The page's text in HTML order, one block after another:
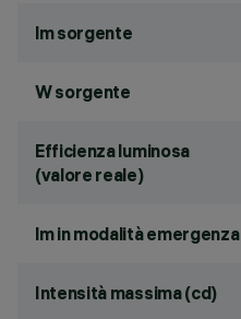
lm sorgente
W sorgente
Efficienza luminosa
(valore reale)
lm in modalità emergenza
Intensità massima (cd)